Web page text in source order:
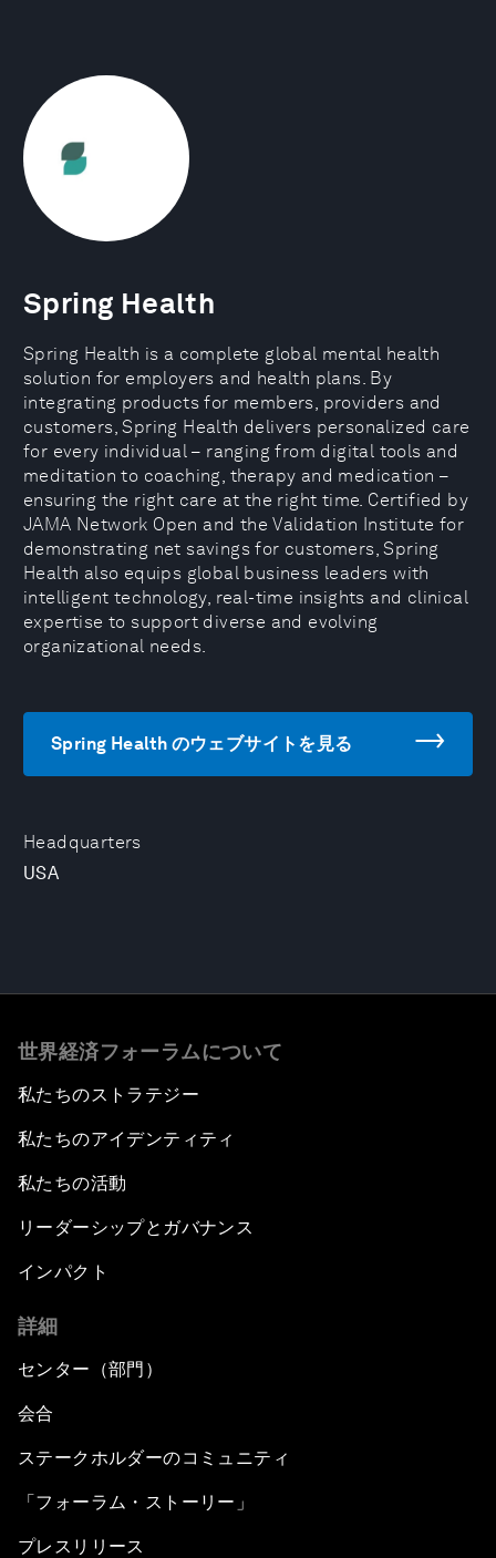
Headquarters
USA
Spring Health
Spring Health is a complete global mental health
solution for employers and health plans. By
integrating products for members, providers and
customers, Spring Health delivers personalized care
for every individual – ranging from digital tools and
meditation to coaching, therapy and medication –
ensuring the right care at the right time. Certified by
JAMA Network Open and the Validation Institute for
demonstrating net savings for customers, Spring
Health also equips global business leaders with
intelligent technology, real-time insights and clinical
expertise to support diverse and evolving
organizational needs.
Spring Health のウェブサイトを見る
世界経済フォーラムについて
私たちのストラテジー
私たちのアイデンティティ
私たちの活動
リーダーシップとガバナンス
インパクト
詳細
センター（部門）
会合
ステークホルダーのコミュニティ
「フォーラム・ストーリー」
プレスリリース